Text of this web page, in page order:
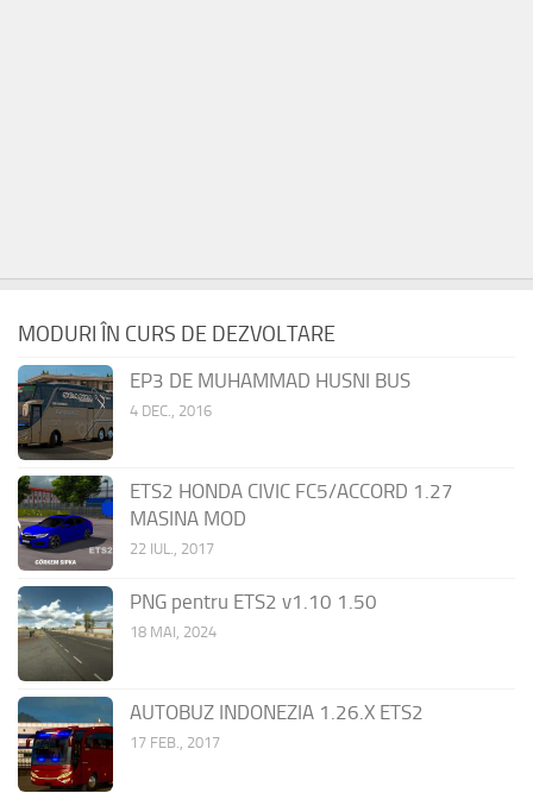
MODURI ÎN CURS DE DEZVOLTARE
EP3 DE MUHAMMAD HUSNI BUS
4 DEC., 2016
ETS2 HONDA CIVIC FC5/ACCORD 1.27
MASINA MOD
22 IUL., 2017
PNG pentru ETS2 v1.10 1.50
18 MAI, 2024
AUTOBUZ INDONEZIA 1.26.X ETS2
17 FEB., 2017